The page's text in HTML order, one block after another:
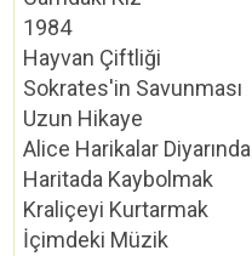
1984
Hayvan Çiftliği
Sokrates'in Savunması
Uzun Hikaye
Alice Harikalar Diyarında
Haritada Kaybolmak
Kraliçeyi Kurtarmak
İçimdeki Müzik